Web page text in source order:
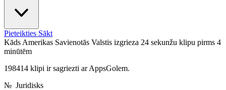
Pieteikties Sākt
Kāds Amerikas Savienotās Valstis izgrieza 24 sekunžu klipu pirms 4
minūtēm
198414 klipi ir sagriezti ar AppsGolem.
№ Juridisks